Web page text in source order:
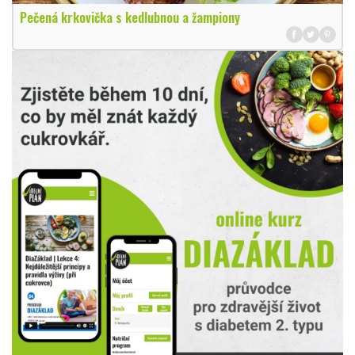
Pečená krkovička s kedlubnou a žampiony